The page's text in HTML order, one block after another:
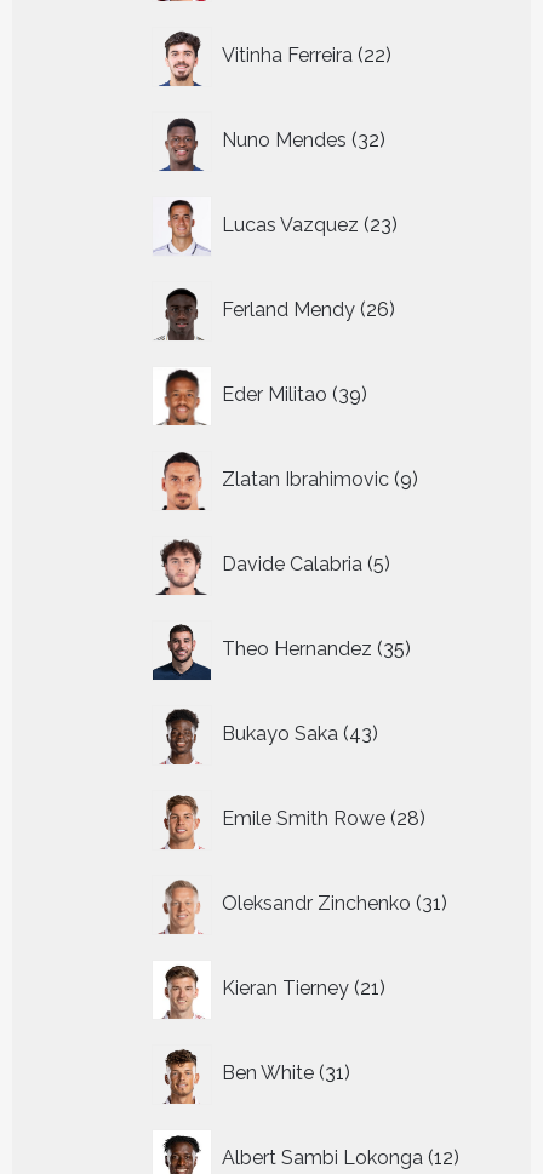
Vitinha Ferreira 22
producten
Nuno Mendes 32
producten
Lucas Vazquez 23
producten
Ferland Mendy 26
producten
Eder Militao 39
producten
Zlatan Ibrahimovic 9
producten
Davide Calabria 5
producten
Theo Hernandez 35
producten
Bukayo Saka 43
producten
Emile Smith Rowe 28
producten
Oleksandr Zinchenko 31
producten
Kieran Tierney 21
producten
Ben White 31
producten
Albert Sambi Lokonga 12